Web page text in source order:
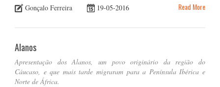
Gonçalo Ferreira
19-05-2016 Read More
Alanos
Apresentação dos Alanos, um povo originário da região do
Cáucaso, e que mais tarde migraram para a Península Ibérica e
Norte de África.